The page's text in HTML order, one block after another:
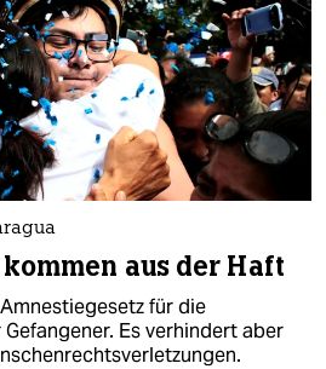
aus der Haft
für die
Es verhindert aber